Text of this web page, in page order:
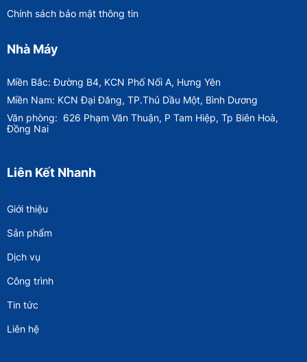
Chính sách bảo mật thông tin
Nhà Máy
Miền Bắc: Đường B4, KCN Phố Nối A, Hưng Yên
Miền Nam: KCN Đại Đăng, TP.Thủ Dầu Một, Bình Dương
Văn phòng: 626 Phạm Văn Thuận, P Tam Hiệp, Tp Biên Hoà,
Đồng Nai
Liên Kết Nhanh
Giới thiệu
Sản phẩm
Dịch vụ
Công trình
Tin tức
Liên hệ